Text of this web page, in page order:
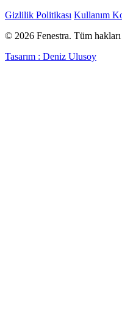
Gizlilik Politikası Kullanım
© 2026 Fenestra. Tüm hakları
Tasarım : Deniz Ulusoy